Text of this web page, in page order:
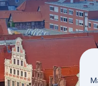
Devolución